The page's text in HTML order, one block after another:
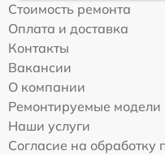
Стоимость ремонта
Оплата и доставка
Контакты
Вакансии
О компании
Ремонтируемые модели
Наши услуги
Согласие на